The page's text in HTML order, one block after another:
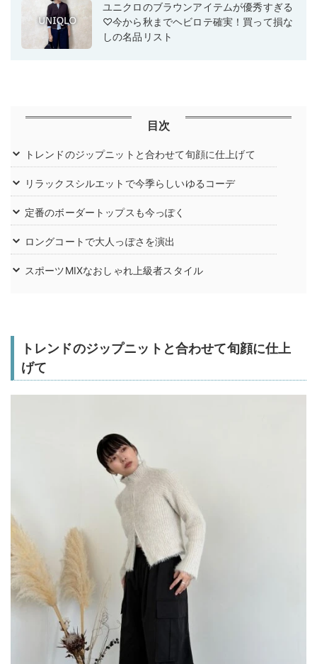
ユニクロのブラウンアイテムが優秀すぎる
♡今から秋までヘビロテ確実！買って損な
しの名品リスト
目次
トレンドのジップニットと合わせて旬顔に仕上げて
リラックスシルエットで今季らしいゆるコーデ
定番のボーダートップスも今っぽく
ロングコートで大人っぽさを演出
スポーツMIXなおしゃれ上級者スタイル
トレンドのジップニットと合わせて旬顔に仕上
げて